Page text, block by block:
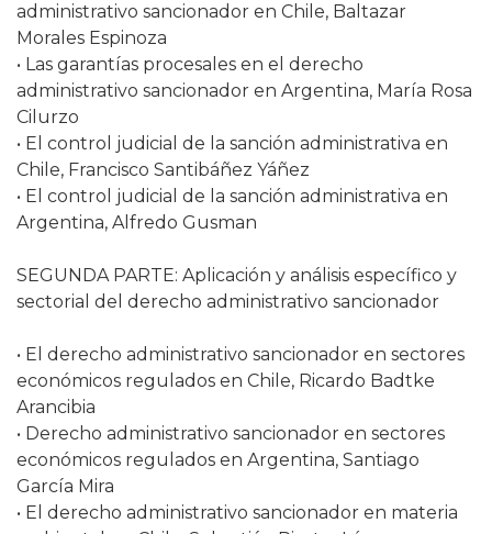
administrativo sancionador en Chile, Baltazar
Morales Espinoza
• Las garantías procesales en el derecho
administrativo sancionador en Argentina, María Rosa
Cilurzo
• El control judicial de la sanción administrativa en
Chile, Francisco Santibáñez Yáñez
• El control judicial de la sanción administrativa en
Argentina, Alfredo Gusman
SEGUNDA PARTE: Aplicación y análisis específico y
sectorial del derecho administrativo sancionador
• El derecho administrativo sancionador en sectores
económicos regulados en Chile, Ricardo Badtke
Arancibia
• Derecho administrativo sancionador en sectores
económicos regulados en Argentina, Santiago
García Mira
• El derecho administrativo sancionador en materia